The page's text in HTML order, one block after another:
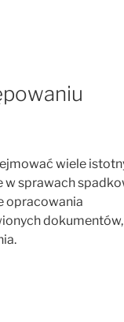
wiele
sprawach
opracowania